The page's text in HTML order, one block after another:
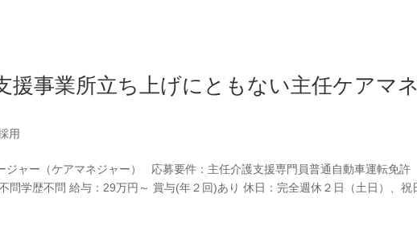
事業所立ち上げにともない主任ケアマネ
用
ジャー（ケアマネジャー） 応募要件：主任介護支援専門員普通自動車運転免許
学歴不問 給与：29万円～ 賞与(年２回)あり 休日：完全週休２日（土日）、祝